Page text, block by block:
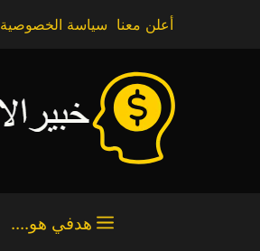
أعلن معنا سياسة الخصوصية
هدفي هو....